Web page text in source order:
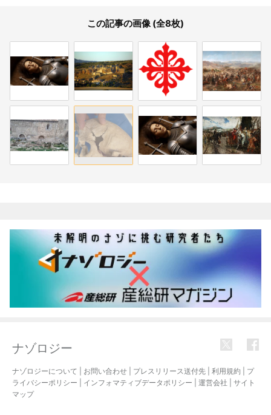
この記事の画像 (全8枚)
ナゾロジー
ナゾロジーについて お問い合わせ プレスリリース送付先 利用規約
プ
ライバシーポリシー
インフォマティブデータポリシー 運営会社
サイト
マップ